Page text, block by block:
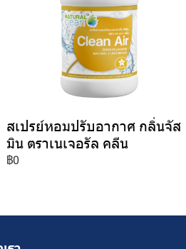
สเปรย์หอมปรับอากาศ กลิ่นจัส
มิน ตราเนเจอรัล คลีน
฿0